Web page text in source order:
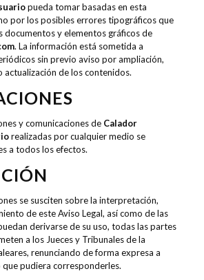
pueda tomar basadas en esta
por los posibles errores tipográficos que
documentos y elementos gráficos de
. La información está sometida a
sin previo aviso por ampliación,
actualización de los contenidos.
y comunicaciones de Calador
realizadas por cualquier medio se
a todos los efectos.
se susciten sobre la interpretación,
de este Aviso Legal, así como de las
derivarse de su uso, todas las partes
a los Jueces y Tribunales de la
renunciando de forma expresa a
pudiera corresponderles.